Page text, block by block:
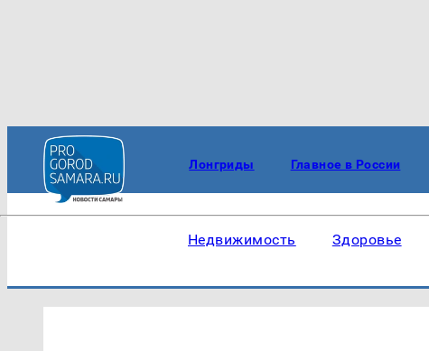
Лонгриды Главное в России
Недвижимость Здоровье